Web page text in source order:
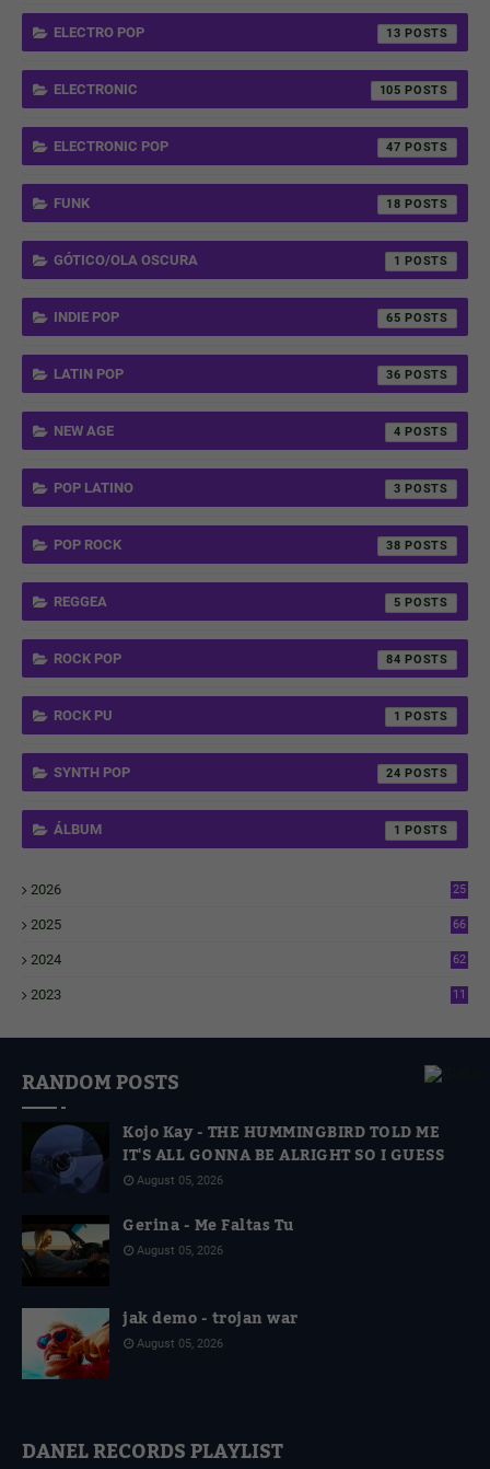
ELECTRO POP 13
ELECTRONIC 105
ELECTRONIC POP 47
FUNK 18
GÓTICO/OLA OSCURA 1
INDIE POP 65
LATIN POP 36
NEW AGE 4
POP LATINO 3
POP ROCK 38
REGGEA 5
ROCK POP 84
ROCK PU 1
SYNTH POP 24
ÁLBUM 1
2026
25
2025
66
2024
62
2023
11
RANDOM POSTS
Kojo Kay - THE HUMMINGBIRD TOLD ME
IT'S ALL GONNA BE ALRIGHT SO I GUESS
August 05, 2026
Gerina - Me Faltas Tu
August 05, 2026
jak demo - trojan war
August 05, 2026
DANEL RECORDS PLAYLIST